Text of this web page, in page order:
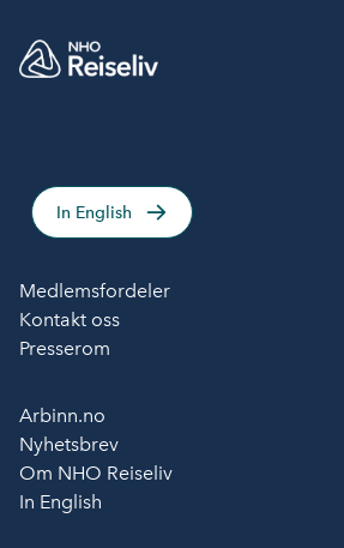
In English
Medlemsfordeler
Kontakt oss
Presserom
Arbinn.no
Nyhetsbrev
Om NHO Reiseliv
In English